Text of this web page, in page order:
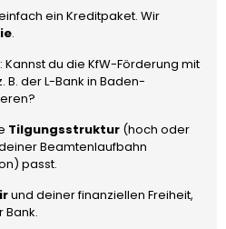
ein Kreditpaket. Wir
.
du die KfW-Förderung mit
der L-Bank in Baden-
Tilgungsstruktur (hoch oder
Beamtenlaufbahn
passt.
und deiner finanziellen Freiheit,
Bank.